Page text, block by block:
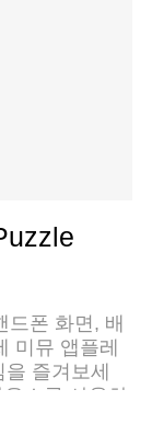
드폰 화면, 배
미뮤 앱플레
즐겨보세
스를 사용하